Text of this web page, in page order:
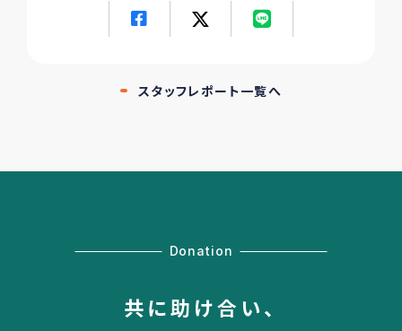
スタッフレポート一覧へ
Donation
共に助け合い、